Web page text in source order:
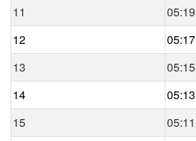
11
05:19
12
05:17
13
05:15
14
05:13
15
05:11